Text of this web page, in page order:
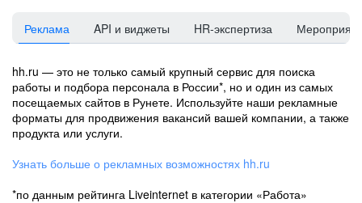
Реклама API и виджеты HR-экспертиза
hh.ru — это не только самый крупный сервис для поиска
работы и подбора персонала в России*, но и один из самых
посещаемых сайтов в Рунете. Используйте наши рекламные
форматы для продвижения вакансий вашей компании, а также
продукта или услуги.
Узнать больше о рекламных возможностях hh.ru
*по данным рейтинга Liveinternet в категории «Работа»